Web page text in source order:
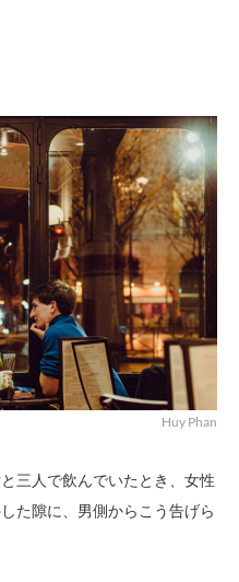
Huy Phan
三人で飲んでいたとき、女性
た隙に、男側からこう告げら